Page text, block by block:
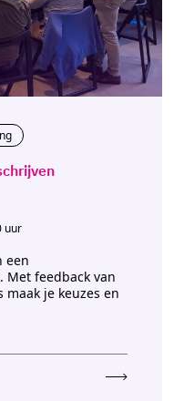
uur
een
feedback van
je keuzes en